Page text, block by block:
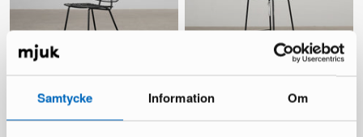
Samtycke Information Om
Menu WM String stol svart
Menu Harbour barstol grön 75
cm
1 i lager ·